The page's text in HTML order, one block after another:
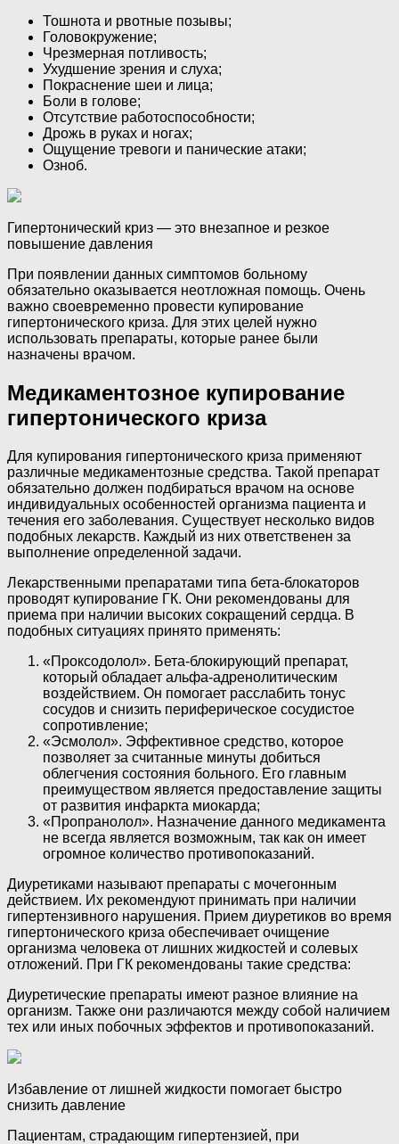
Тошнота и рвотные позывы;
Головокружение;
Чрезмерная потливость;
Ухудшение зрения и слуха;
Покраснение шеи и лица;
Боли в голове;
Отсутствие работоспособности;
Дрожь в руках и ногах;
Ощущение тревоги и панические атаки;
Озноб.
Гипертонический криз — это внезапное и резкое
повышение давления
При появлении данных симптомов больному
обязательно оказывается неотложная помощь. Очень
важно своевременно провести купирование
гипертонического криза. Для этих целей нужно
использовать препараты, которые ранее были
назначены врачом.
Медикаментозное купирование
гипертонического криза
Для купирования гипертонического криза применяют
различные медикаментозные средства. Такой препарат
обязательно должен подбираться врачом на основе
индивидуальных особенностей организма пациента и
течения его заболевания. Существует несколько видов
подобных лекарств. Каждый из них ответственен за
выполнение определенной задачи.
Лекарственными препаратами типа бета-блокаторов
проводят купирование ГК. Они рекомендованы для
приема при наличии высоких сокращений сердца. В
подобных ситуациях принято применять:
«Проксодолол». Бета-блокирующий препарат,
который обладает альфа-адренолитическим
воздействием. Он помогает расслабить тонус
сосудов и снизить периферическое сосудистое
сопротивление;
«Эсмолол». Эффективное средство, которое
позволяет за считанные минуты добиться
облегчения состояния больного. Его главным
преимуществом является предоставление защиты
от развития инфаркта миокарда;
«Пропранолол». Назначение данного медикамента
не всегда является возможным, так как он имеет
огромное количество противопоказаний.
Диуретиками называют препараты с мочегонным
действием. Их рекомендуют принимать при наличии
гипертензивного нарушения. Прием диуретиков во время
гипертонического криза обеспечивает очищение
организма человека от лишних жидкостей и солевых
отложений. При ГК рекомендованы такие средства:
Диуретические препараты имеют разное влияние на
организм. Также они различаются между собой наличием
тех или иных побочных эффектов и противопоказаний.
Избавление от лишней жидкости помогает быстро
снизить давление
Пациентам, страдающим гипертензией, при